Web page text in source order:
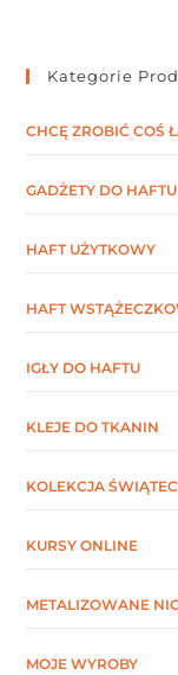
Kategorie
CHCĘ ZROBIĆ COŚ
GADŻETY DO HAFTU
HAFT UŻYTKOWY
HAFT
IGŁY DO HAFTU
KLEJE DO TKANIN
KOLEKCJA
KURSY ONLINE
METALIZOWANE
MOJE WYROBY